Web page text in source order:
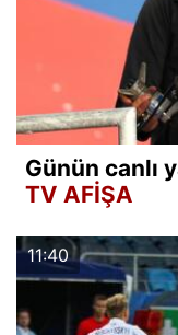
Günün canlı
TV AFİŞA
11:40